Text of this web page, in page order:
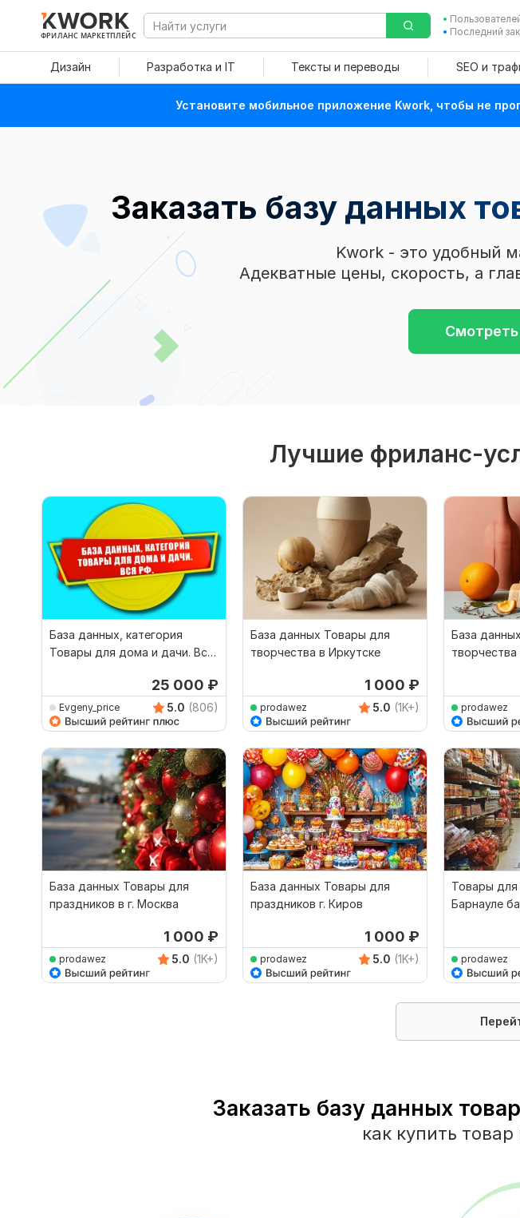
ФРИЛАНС МАРКЕТПЛЕЙС
Последний
Дизайн Разработка и IT Тексты и переводы SEO и
Установите мобильное приложение Kwork, чтобы не
Заказать базу данных
Kwork - это удобный
Адекватные цены, скорость, а
Смотреть
Лучшие фриланс-
База данных, категория
Товары для дома и дачи. Вся
25 000 ₽
Evgeny_price 5.0 (806)
База данных Товары для
творчества в Иркутске
1 000 ₽
prodawez 5.0 (1K+)
База
творчества
prodawez
База данных Товары для
праздников в г. Москва
1 000 ₽
prodawez 5.0 (1K+)
База данных Товары для
праздников г. Киров
1 000 ₽
prodawez 5.0 (1K+)
Товары для
Барнауле
prodawez
Заказать базу данных
как купить